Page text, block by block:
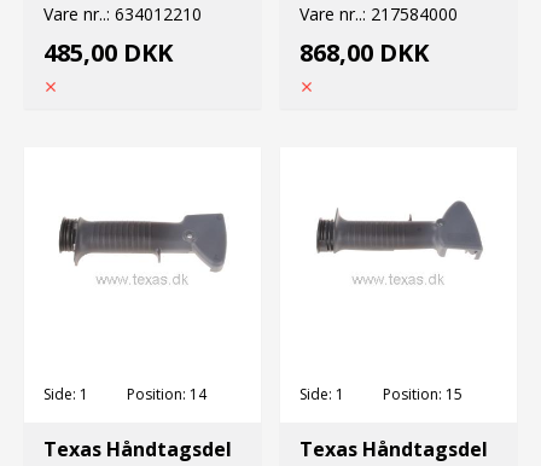
Vare nr..: 634012210
485,00 DKK
Vare nr..: 217584000
868,00 DKK
Side: 1 Position: 14
Texas Håndtagsdel
Side: 1 Position: 15
Texas Håndtagsdel